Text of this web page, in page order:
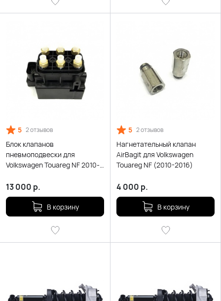
5 2 отзывов
Блок клапанов
пневмоподвески для
Volkswagen Touareg NF 2010-
13 000 р.
В корзину
5 2 отзывов
Нагнетательный клапан
AirBagit для Volkswagen
Touareg NF (2010-2016)
4 000 р.
В корзину